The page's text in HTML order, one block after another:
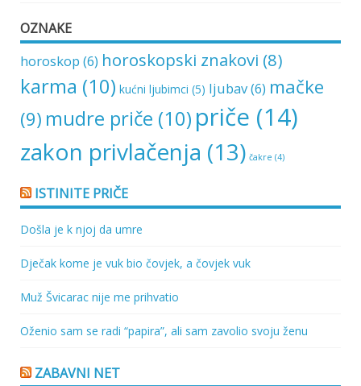
OZNAKE
horoskop (6) horoskopski znakovi (8)
karma (10) kućni ljubimci (5) ljubav(6) mačke
(9) mudre priče (10) priče (14)
zakon privlačenja (13) čakre (4)
ISTINITE PRIČE
Došla je k njoj da umre
Dječak kome je vuk bio čovjek, a čovjek vuk
Muž Švicarac nije me prihvatio
Oženio sam se radi “papira”, ali sam zavolio svoju ženu
ZABAVNI NET